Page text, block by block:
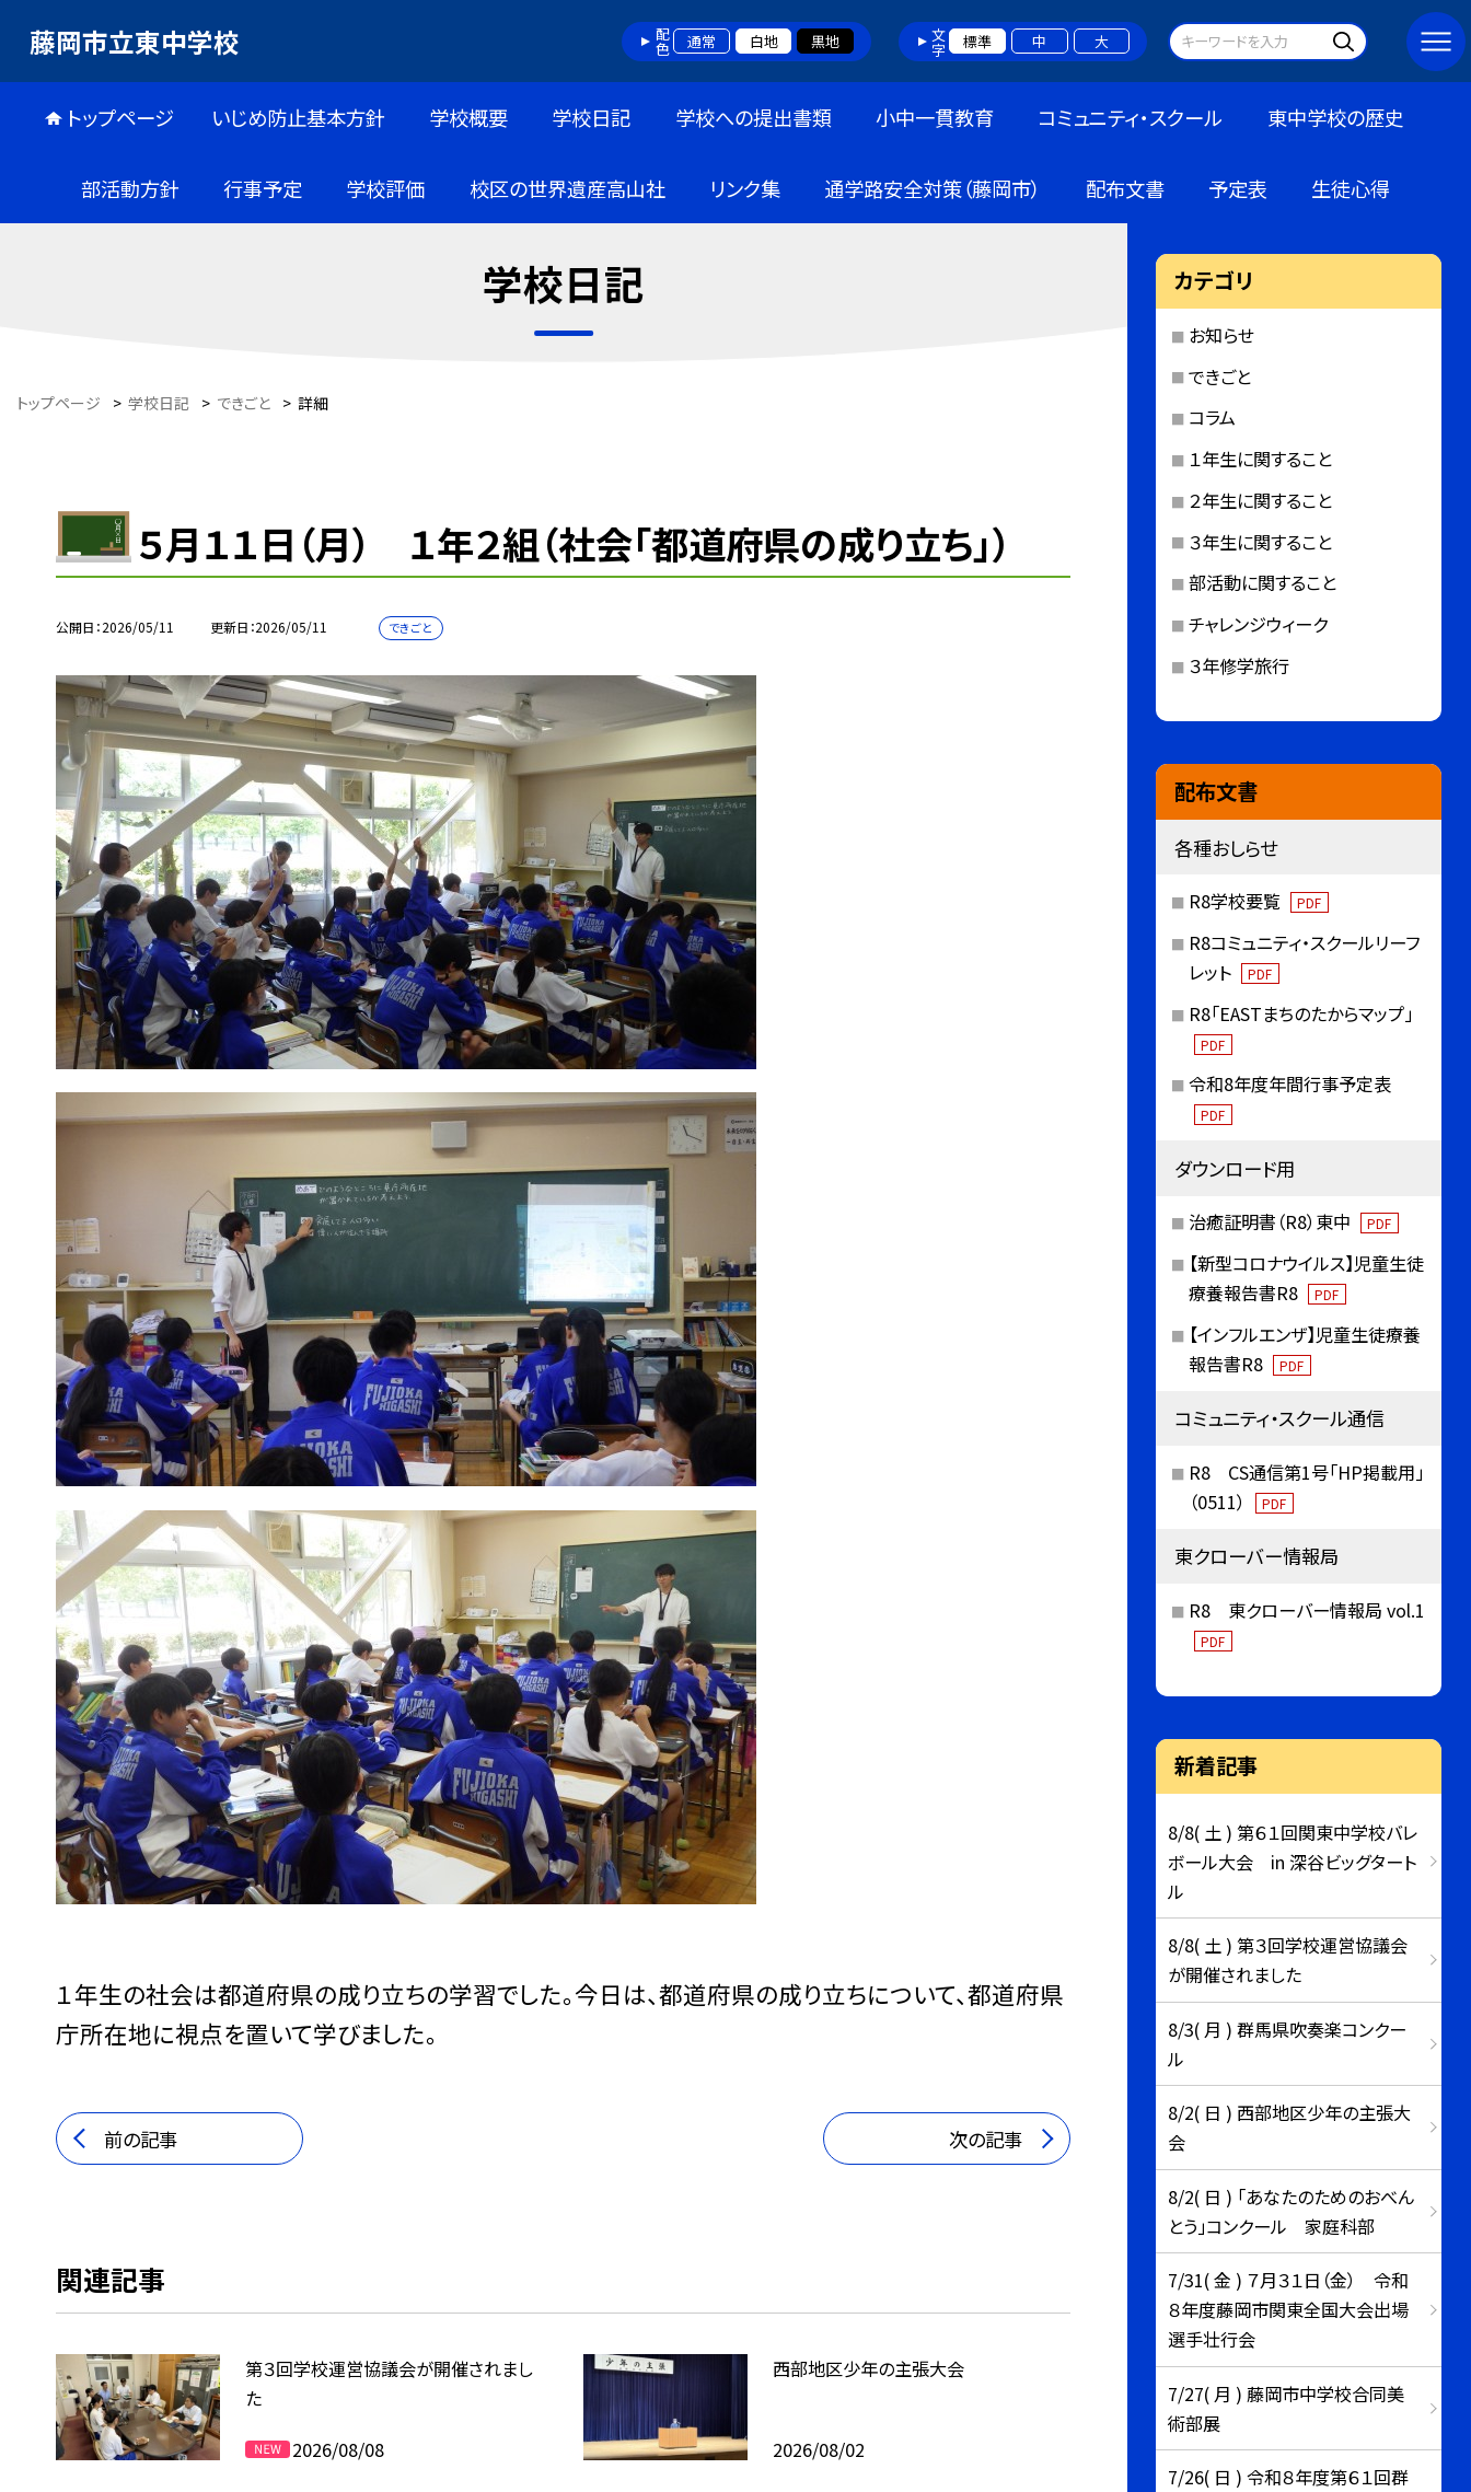
藤岡市立東中学校 配色 通常 白地 黒地 文字 標準 中 大
トップページ いじめ防止基本方針 学校概要 学校日記 学校への提出書類 小中一貫教育 コミュニティ・スクール 東中学校の歴史
部活動方針 行事予定 学校評価 校区の世界遺産高山社 リンク集 通学路安全対策（藤岡市） 配布文書 予定表 生徒心得
学校日記
トップページ > 学校日記 > できごと > 詳細
５月１１日（月） １年２組（社会「都道府県の成り立ち」）
公開日 2026/05/11 更新日 2026/05/11 できごと
１年生の社会は都道府県の成り立ちの学習でした。今日は、都道府県の成り立ちについて、都道府県
庁所在地に視点を置いて学びました。
前の記事 次の記事
関連記事
第３回学校運営協議会が開催されまし
た
2026/08/08
西部地区少年の主張大会
2026/08/02
カテゴリ
お知らせ
できごと
コラム
１年生に関すること
２年生に関すること
３年生に関すること
部活動に関すること
チャレンジウィーク
３年修学旅行
配布文書
各種おしらせ
R8学校要覧 PDF
R8コミュニティ・スクールリーフ
レット
PDF
R8「EASTまちのたからマップ」
PDF
令和8年度年間行事予定表
PDF
ダウンロード用
治癒証明書（R8）東中 PDF
【新型コロナウイルス】児童生徒
療養報告書R8
PDF
【インフルエンザ】児童生徒療養
報告書R8
PDF
コミュニティ・スクール通信
R8 CS通信第1号「HP掲載用」
（0511）
PDF
東クローバー情報局
R8 東クローバー情報局 vol.1
PDF
新着記事
8/8( 土 ) 第６１回関東中学校バレ
ボール大会 in 深谷ビッグタート
ル
8/8( 土 ) 第３回学校運営協議会
が開催されました
8/3( 月 ) 群馬県吹奏楽コンクー
ル
8/2( 日 ) 西部地区少年の主張大
会
8/2( 日 ) 「あなたのためのおべん
とう」コンクール 家庭科部
7/31( 金 ) ７月３１日（金） 令和
８年度藤岡市関東全国大会出場
選手壮行会
7/27( 月 ) 藤岡市中学校合同美
術部展
7/26( 日 ) 令和８年度第６１回群